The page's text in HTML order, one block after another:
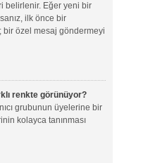
belirlenir. Eğer yeni bir
ilk önce bir
özel mesaj göndermeyi
renkte görünüyor?
grubunun üyelerine bir
kolayca tanınması